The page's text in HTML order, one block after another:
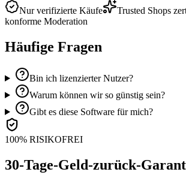
Nur verifizierte Käufe
Trusted Shops
konforme Moderation
Häufige Fragen
Bin ich lizenzierter Nutzer?
Warum können wir so günstig sein?
Gibt es diese Software für mich?
100% RISIKOFREI
30-Tage-Geld-zurück-